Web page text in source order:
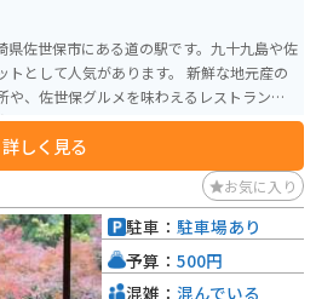
佐世保市にある道の駅です。九十九島や佐
気があります。 新鮮な地元産の
や、佐世保グルメを味わえるレストラン、
世保バーガーやレモンステーキはおすすめ
元の銘菓や海産物加工品など、旅の思い出に
楽しみながらのツーリングの休憩地点と
の観光スポットへのアクセスも良いの
詳しく見る
お気に入り
駐車： 駐車場あり
予算： 500円
混雑： 混んでいる